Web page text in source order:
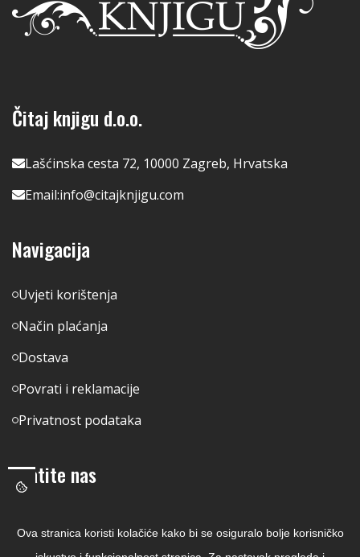
Čitaj knjigu d.o.o.
Lašćinska cesta 72, 10000 Zagreb, Hrvatska
Email:info@citajknjigu.com
Navigacija
Uvjeti korištenja
Način plaćanja
Dostava
Povrati i reklamacije
Privatnost podataka
Pratite nas
Linkedin
Ova stranica koristi kolačiće kako bi se osiguralo bolje korisničko